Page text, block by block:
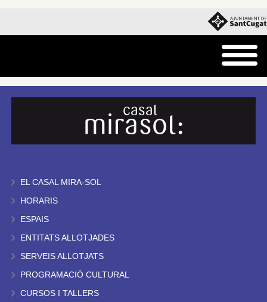
EL CASAL MIRA-SOL
HORARIS
ESPAIS
ENTITATS ALLOTJADES
SERVEIS ALLOTJATS
PROGRAMACIÓ CULTURAL
CURSOS I TALLERS